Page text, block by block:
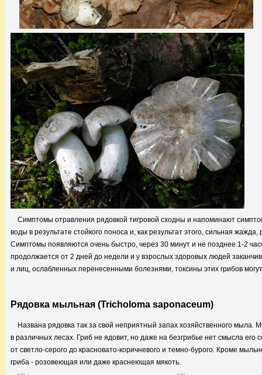
Симптомы отравления рядовкой тигровой сходны и напоминают
воды в результате стойкого поноса и, как результат этого, сильная
Симптомы появляются очень быстро, через 30 минут и не позднее 1-2
продолжается от 2 дней до недели и у взрослых здоровых людей
и лиц, ослабленных перенесенными болезнями, токсины этих грибов
Рядовка мыльная (Tricholoma saponaceum)
Названа рядовка так за свой неприятный запах хозяйственного
в различных лесах. Гриб не ядовит, но даже на безгрибье нет смысла
от светло-серого до красновато-коричневого и темно-бурого. Кроме
гриба - розовеющая или даже краснеющая мякоть.